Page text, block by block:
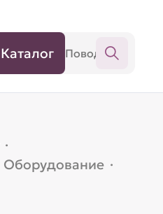
Каталог
·
Оборудование ·